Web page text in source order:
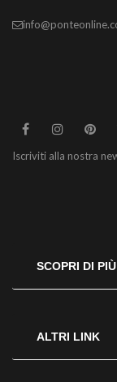
Iscriviti alla nostra
SCOPRI DI PIÙ
ALTRI LINK